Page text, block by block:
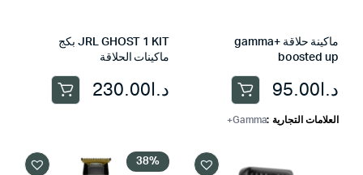
ماكينة حلاقة gamma+
boosted up
د.ا95.00
العلامات التجارية Gamma+
JRL GHOST 1 KIT بكج
ماكينات الحلاقة
د.ا230.00
38%